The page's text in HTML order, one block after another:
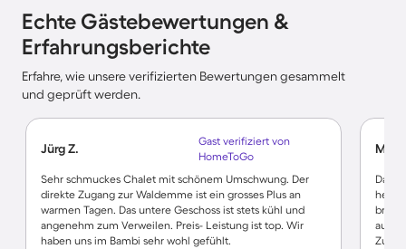
Echte Gästebewertungen &
Erfahrungsberichte
Erfahre, wie unsere verifizierten Bewertungen gesammelt
und geprüft werden.
Jürg Z.
Gast verifiziert von
HomeToGo
Sehr schmuckes Chalet mit schönem Umschwung. Der
direkte Zugang zur Waldemme ist ein grosses Plus an
warmen Tagen. Das untere Geschoss ist stets kühl und
angenehm zum Verweilen. Preis- Leistung ist top. Wir
haben uns im Bambi sehr wohl gefühlt.
Das